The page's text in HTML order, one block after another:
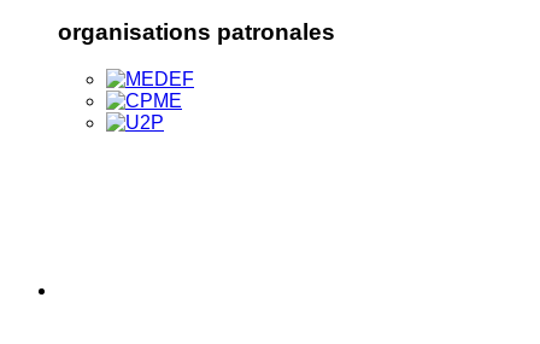
organisations patronales